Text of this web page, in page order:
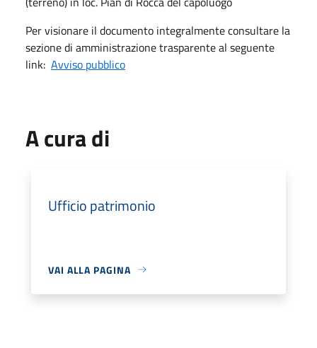
Per visionare il documento integralmente consultare la
sezione di amministrazione trasparente al seguente
link: Avviso pubblico
A cura di
Ufficio patrimonio
VAI ALLA PAGINA